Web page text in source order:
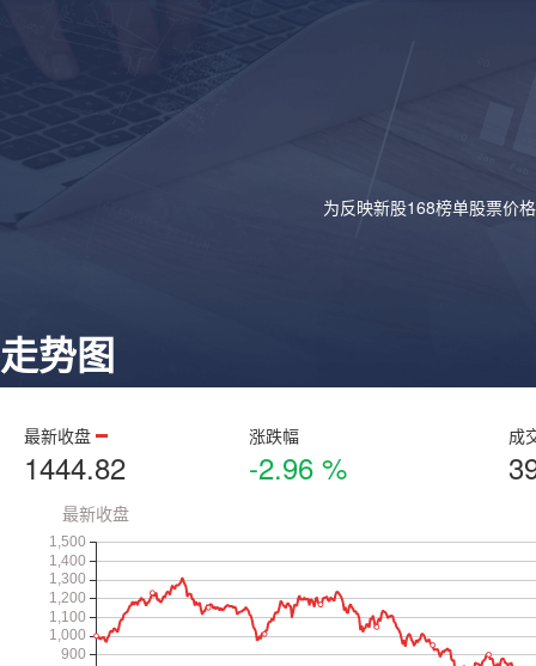
为反映新股168榜单股票价
走势图
最新收盘
1444.82
涨跌幅
-2.96 %
成